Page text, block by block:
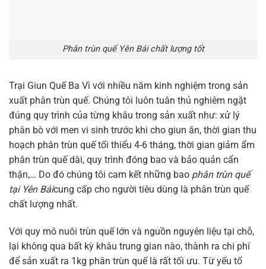
Phân trùn quế Yên Bái chất lượng tốt
Trại Giun Quế Ba Vì với nhiều năm kinh nghiệm trong sản
xuất phân trùn quế. Chúng tôi luôn tuân thủ nghiêm ngặt
đúng quy trình của từng khâu trong sản xuất như: xử lý
phân bò với men vi sinh trước khi cho giun ăn, thời gian thu
hoạch phân trùn quế tối thiểu 4-6 tháng, thời gian giảm ẩm
phân trùn quế dài, quy trình đóng bao và bảo quản cẩn
thận,… Do đó chúng tôi cam kết những bao phân trùn quế
tại Yên Báicung cấp cho người tiêu dùng là phân trùn quế
chất lượng nhất.
Với quy mô nuôi trùn quế lớn và nguồn nguyên liệu tại chỗ,
lại không qua bất kỳ khâu trung gian nào, thành ra chi phí
để sản xuất ra 1kg phân trùn quế là rất tối ưu. Từ yếu tố